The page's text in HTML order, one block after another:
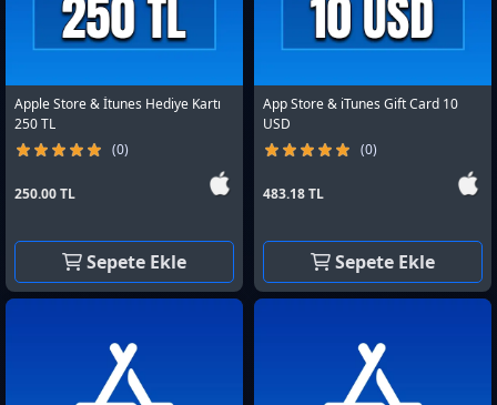
Apple Store & İtunes Hediye Kartı
250 TL
(0)
250.00 TL
Sepete Ekle
App Store & iTunes Gift Card 10
USD
(0)
483.18 TL
Sepete Ekle